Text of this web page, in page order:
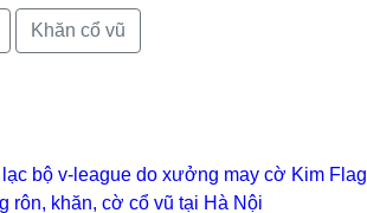
Khăn cổ vũ
bộ v-league do xưởng may cờ Kim
rôn, khăn, cờ cổ vũ tại Hà Nội